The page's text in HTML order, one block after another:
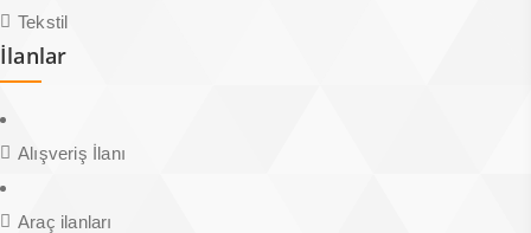
Tekstil
İlanlar
Alışveriş İlanı
Araç ilanları